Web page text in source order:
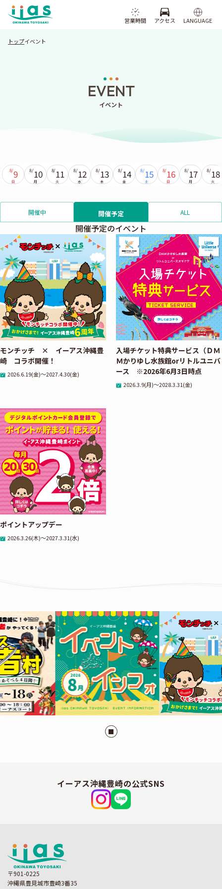
営業時間 アクセス LANGUAGE
トップイベント
EVENT
イベント
8/9
日
8/10
月
8/11
火
8/12
水
8/13
木
8/14
金
8/15
土
8/16
日
8/17
月
8/18
火
開催中 開催予定 ALL
開催予定のイベント
モンチッチ × イーアス沖縄豊
崎 コラボ開催！
2026.6.19(金)～2027.4.30(金)
入場チケット特典サービス（ＤＭ
Ｍかりゆし水族館orリトルユニバ
ース ※2026年6月3日時点
2026.3.9(月)～2028.3.31(金)
ポイントアップデー
2026.3.26(木)～2027.3.31(水)
イーアス沖縄豊崎の公式SNS
〒901-0225
沖縄県豊見城市豊崎3番35